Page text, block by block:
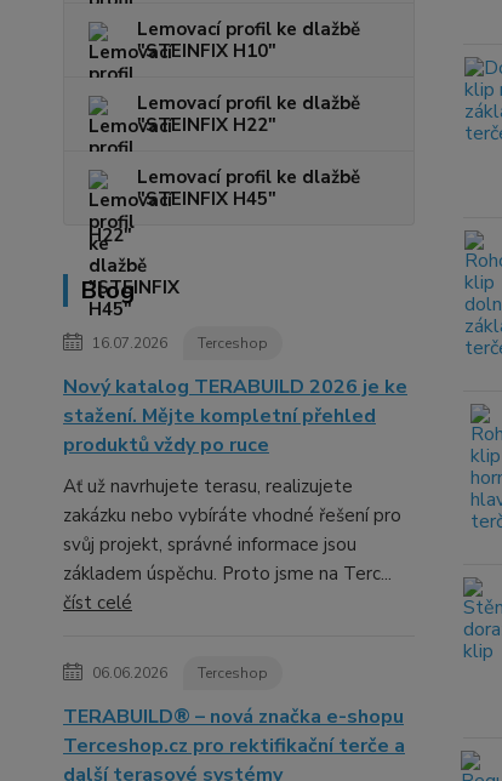
Lemovací profil ke dlažbě
"STEINFIX H10"
Lemovací profil ke dlažbě
"STEINFIX H22"
Lemovací profil ke dlažbě
"STEINFIX H45"
Blog
16.07.2026 Terceshop
Nový katalog TERABUILD 2026 je ke
stažení. Mějte kompletní přehled
produktů vždy po ruce
Ať už navrhujete terasu, realizujete
zakázku nebo vybíráte vhodné řešení pro
svůj projekt, správné informace jsou
základem úspěchu. Proto jsme na Terc...
číst celé
06.06.2026 Terceshop
TERABUILD® – nová značka e-shopu
Terceshop.cz pro rektifikační terče a
další terasové systémy